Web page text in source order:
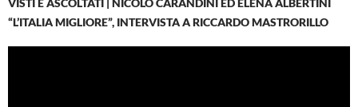
VISTI E ASCOLTATI | NICOLÒ CARANDINI ED ELENA ALBERTINI
“L’ITALIA MIGLIORE”, INTERVISTA A RICCARDO MASTRORILLO